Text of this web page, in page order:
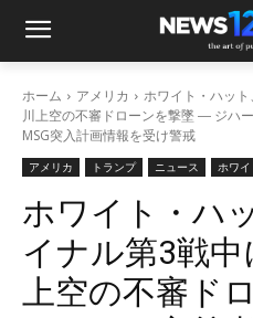
ホーム アメリカ
ホワイト・ハッ
川上空の不審ドローンを撃墜 ― ジハ
MSG突入計画情報を受け警戒
アメリカ トランプ ニュース ホワイ
ホワイト・ハ
イナル第3戦中
上空の不審ド